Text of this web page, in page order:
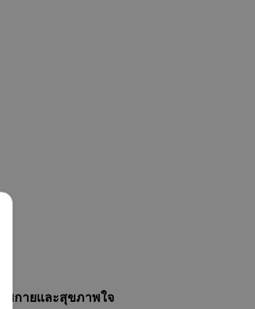
พกายและสุขภาพใจ